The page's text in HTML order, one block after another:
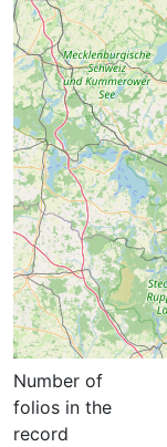
Number of
folios in the
record